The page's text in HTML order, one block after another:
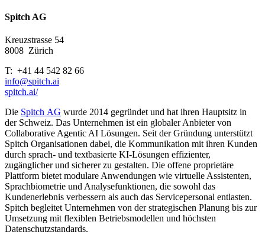
Spitch AG
Kreuzstrasse 54
8008 Zürich
T: +41 44 542 82 66
info@spitch.ai
spitch.ai/
Die Spitch AG wurde 2014 gegründet und hat ihren Hauptsitz in
der Schweiz. Das Unternehmen ist ein globaler Anbieter von
Collaborative Agentic AI Lösungen. Seit der Gründung unterstützt
Spitch Organisationen dabei, die Kommunikation mit ihren Kunden
durch sprach- und textbasierte KI-Lösungen effizienter,
zugänglicher und sicherer zu gestalten. Die offene proprietäre
Plattform bietet modulare Anwendungen wie virtuelle Assistenten,
Sprachbiometrie und Analysefunktionen, die sowohl das
Kundenerlebnis verbessern als auch das Servicepersonal entlasten.
Spitch begleitet Unternehmen von der strategischen Planung bis zur
Umsetzung mit flexiblen Betriebsmodellen und höchsten
Datenschutzstandards.